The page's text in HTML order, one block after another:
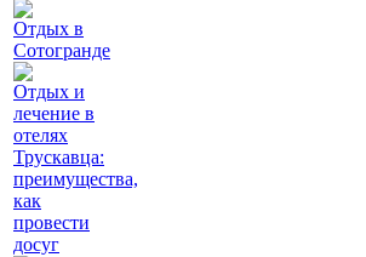
Отдых в
Сотогранде
Отдых и
лечение в
отелях
Трускавца:
преимущества,
как
провести
досуг